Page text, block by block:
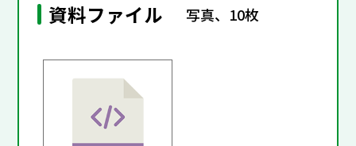
資料ファイル 写真、10枚